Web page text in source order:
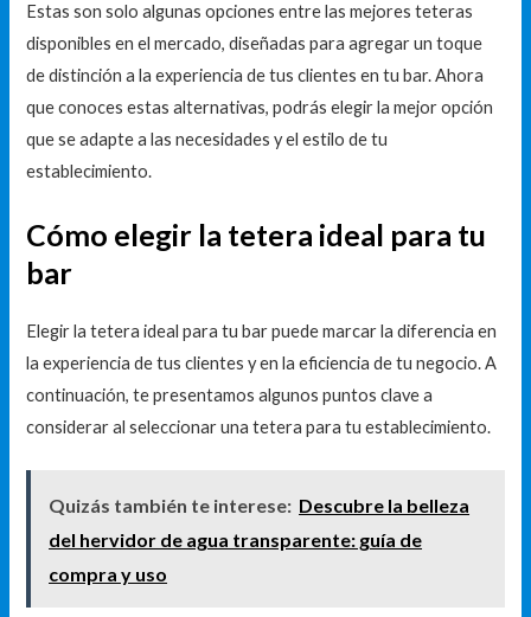
Estas son solo algunas opciones entre las mejores teteras
disponibles en el mercado, diseñadas para agregar un toque
de distinción a la experiencia de tus clientes en tu bar. Ahora
que conoces estas alternativas, podrás elegir la mejor opción
que se adapte a las necesidades y el estilo de tu
establecimiento.
Cómo elegir la tetera ideal para tu
bar
Elegir la tetera ideal para tu bar puede marcar la diferencia en
la experiencia de tus clientes y en la eficiencia de tu negocio. A
continuación, te presentamos algunos puntos clave a
considerar al seleccionar una tetera para tu establecimiento.
Quizás también te interese: Descubre la belleza
del hervidor de agua transparente: guía de
compra y uso